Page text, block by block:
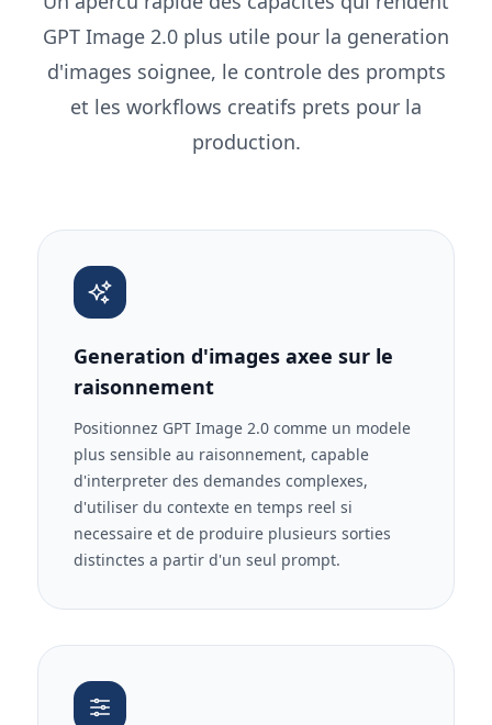
GPT Image 2.0 plus utile pour la generation
d'images soignee, le controle des prompts
et les workflows creatifs prets pour la
production.
Generation d'images axee sur le
raisonnement
Positionnez GPT Image 2.0 comme un modele
plus sensible au raisonnement, capable
d'interpreter des demandes complexes,
d'utiliser du contexte en temps reel si
necessaire et de produire plusieurs sorties
distinctes a partir d'un seul prompt.